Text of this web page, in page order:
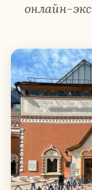
онлайн-